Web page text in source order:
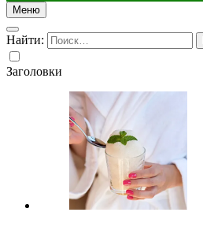
Меню
Найти:
Заголовки